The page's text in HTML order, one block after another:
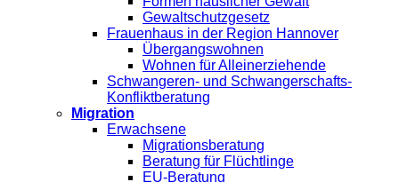
Gewaltschutzgesetz
Frauenhaus in der Region Hannover
Übergangswohnen
Wohnen für Alleinerziehende
Schwangeren- und Schwangerschafts-
Konfliktberatung
Migration
Erwachsene
Migrationsberatung
Beratung für Flüchtlinge
EU-Beratung